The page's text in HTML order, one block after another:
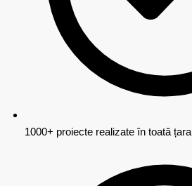
1000+ proiecte realizate în toată țara